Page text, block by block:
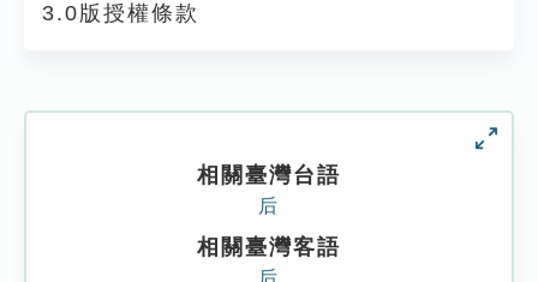
3.0版授權條款
相關臺灣台語
后
相關臺灣客語
后